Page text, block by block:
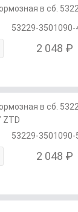
в сб.
53229-3501090-
2 048 ₽
в сб.
ZTD
53229-3501090-
2 048 ₽